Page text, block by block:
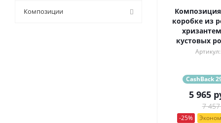
коробке из
кустовых
CashBack
5 965
7
-25%
9 (15)
Композиции